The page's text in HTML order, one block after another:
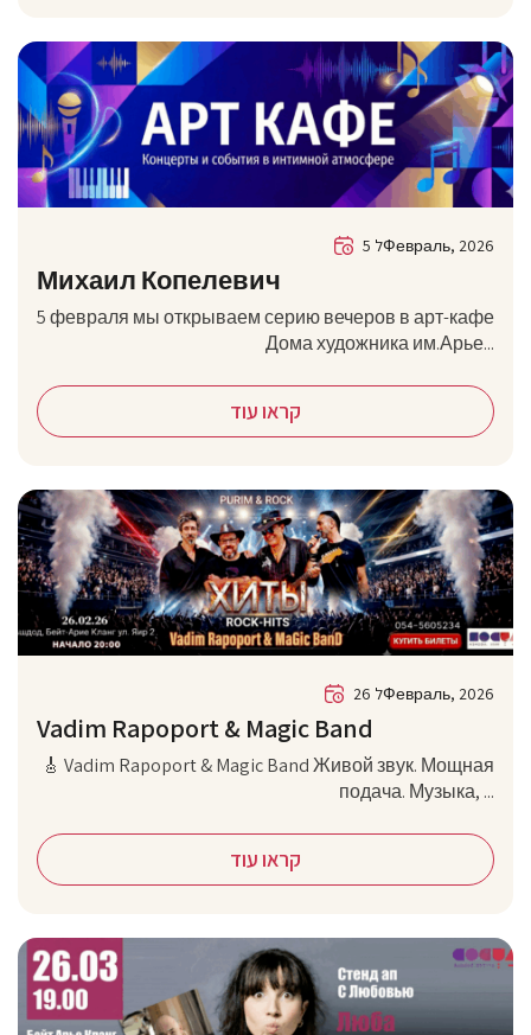
5 לФевраль, 2026
Михаил Копелевич
5 февраля мы открываем серию вечеров в арт-кафе
Дома художника им.Арье...
קראו עוד
26 לФевраль, 2026
Vadim Rapoport & Magic Band
🎸 Vadim Rapoport & Magic Band Живой звук. Мощная
подача. Музыка, ...
קראו עוד